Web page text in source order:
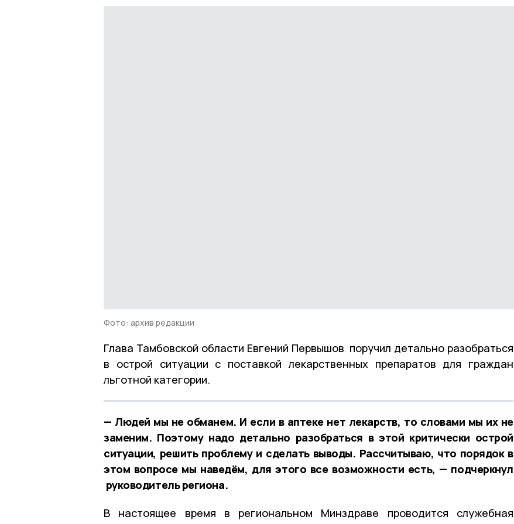
Фото: архив редакции
Глава Тамбовской области Евгений Первышов поручил детально разобраться
в острой ситуации с поставкой лекарственных препаратов для граждан
льготной категории.
— Людей мы не обманем. И если в аптеке нет лекарств, то словами мы их не
заменим. Поэтому надо детально разобраться в этой критически острой
ситуации, решить проблему и сделать выводы. Рассчитываю, что порядок в
этом вопросе мы наведём, для этого все возможности есть, — подчеркнул
руководитель региона.
В настоящее время в региональном Минздраве проводится служебная